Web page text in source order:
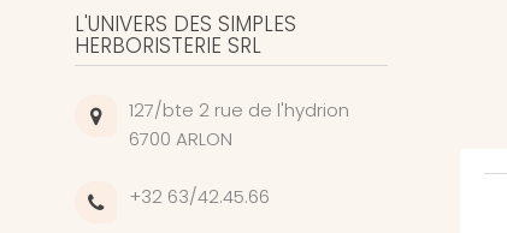
L'UNIVERS DES SIMPLES
HERBORISTERIE SRL
127/bte 2 rue de l'hydrion
6700 ARLON
+32 63/42.45.66